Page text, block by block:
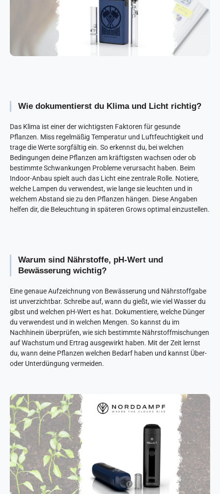
Wie dokumentierst du Klima und Licht richtig?
Das Klima ist einer der wichtigsten Faktoren für gesunde
Pflanzen. Miss regelmäßig Temperatur und Luftfeuchtigkeit und
trage die Werte sorgfältig ein. So erkennst du, bei welchen
Bedingungen deine Pflanzen am kräftigsten wachsen oder ob
bestimmte Schwankungen Probleme verursacht haben. Beim
Indoor-Anbau spielt auch das Licht eine zentrale Rolle. Notiere,
welche Lampen du verwendest, wie lange sie leuchten und in
welchem Abstand sie zu den Pflanzen hängen. Diese Angaben
helfen dir, die Beleuchtung in späteren Grows optimal einzustellen.
Warum sind Nährstoffe, pH-Wert und
Bewässerung wichtig?
Eine genaue Aufzeichnung von Bewässerung und Nährstoffgabe
ist unverzichtbar. Schreibe auf, wann du gießt, wie viel Wasser du
gibst und welchen pH-Wert es hat. Dokumentiere, welche Dünger
du verwendest und in welchen Mengen. So kannst du im
Nachhinein überprüfen, wie sich bestimmte Nährstoffmischungen
auf Wachstum und Ertrag ausgewirkt haben. Mit der Zeit lernst
du, wann deine Pflanzen welchen Bedarf haben und kannst Über-
oder Unterdüngung vermeiden.